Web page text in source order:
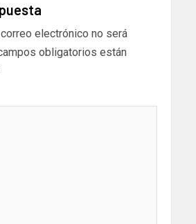
electrónico no será
obligatorios están